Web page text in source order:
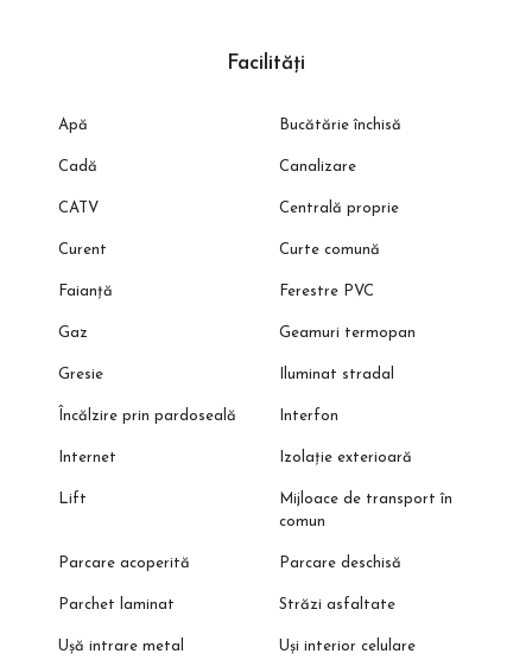
Facilități
Apă Bucătărie închisă
Cadă Canalizare
CATV Centrală proprie
Curent Curte comună
Faianță Ferestre PVC
Gaz Geamuri termopan
Gresie Iluminat stradal
Încălzire prin pardoseală Interfon
Internet Izolație exterioară
Lift
Mijloace de transport în
comun
Parcare acoperită Parcare deschisă
Parchet laminat Străzi asfaltate
Ușă intrare metal Uși interior celulare